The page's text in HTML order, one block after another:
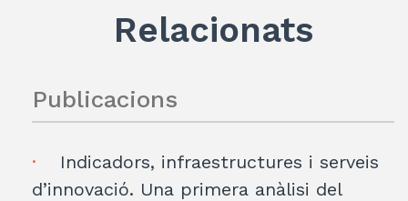
Relacionats
Publicacions
Indicadors, infraestructures i serveis
d’innovació. Una primera anàlisi del